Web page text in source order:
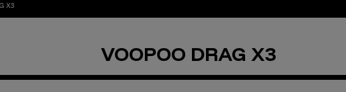
X3
VOOPOO DRAG X3